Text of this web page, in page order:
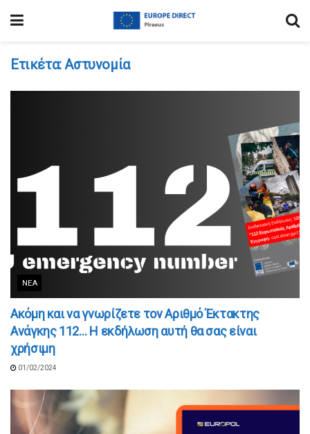
Ετικέτα:Αστυνομία
ΝΈΑ
Ακόμη και να γνωρίζετε τον Αριθμό Έκτακτης
Ανάγκης 112… Η εκδήλωση αυτή θα σας είναι
χρήσιμη
01/02/2024